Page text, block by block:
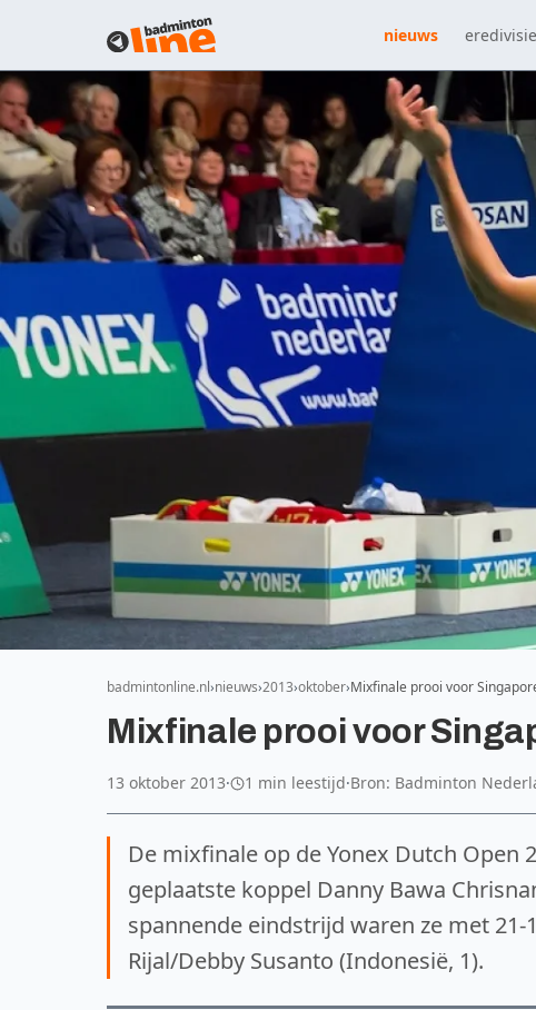
nieuws eredivisie
badmintonline.nl nieuws 2013 oktober Mixfinale prooi voor
Mixfinale prooi voor
13 oktober 2013· 1 min leestijd·Bron: Badminton
De mixfinale op de Yonex Dutch Open
geplaatste koppel Danny Bawa
spannende eindstrijd waren ze met
Rijal/Debby Susanto (Indonesië, 1).